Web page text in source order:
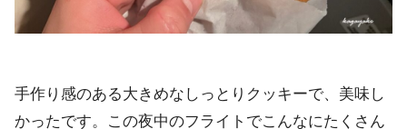
手作り感のある大きめなしっとりクッキーで、美味し
かったです。この夜中のフライトでこんなにたくさん